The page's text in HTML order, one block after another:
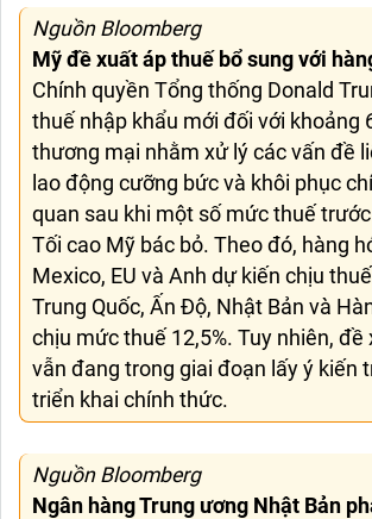
Nguồn Bloomberg
Mỹ đề xuất áp thuế bổ sung với
Chính quyền Tổng thống Donald
thuế nhập khẩu mới đối với khoảng
thương mại nhằm xử lý các vấn đề
lao động cưỡng bức và khôi phục
quan sau khi một số mức thuế
Tối cao Mỹ bác bỏ. Theo đó, hàng
Mexico, EU và Anh dự kiến chịu
Trung Quốc, Ấn Độ, Nhật Bản và
chịu mức thuế 12,5%. Tuy nhiên, đề
vẫn đang trong giai đoạn lấy ý kiến
triển khai chính thức.
Nguồn Bloomberg
Ngân hàng Trung ương Nhật Bản